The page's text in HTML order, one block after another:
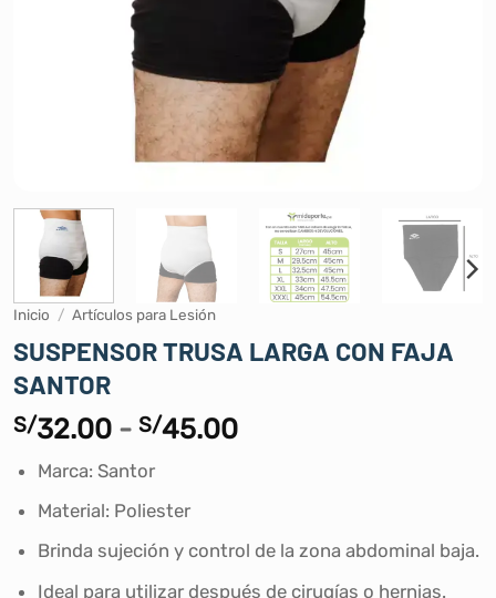
Inicio / Artículos para Lesión
SUSPENSOR TRUSA LARGA CON FAJA
SANTOR
S/32.00 - S/45.00Rango
S/32.00
hasta
Marca: Santor
Material: Poliester
Brinda sujeción y control de la zona abdominal baja.
Ideal para utilizar después de cirugías o hernias.